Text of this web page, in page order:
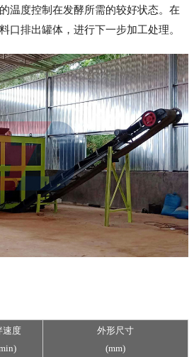
温度控制在发酵所需的较好状态。在
口排出罐体，进行下一步加工处理。
速度
外形尺寸
(mm)